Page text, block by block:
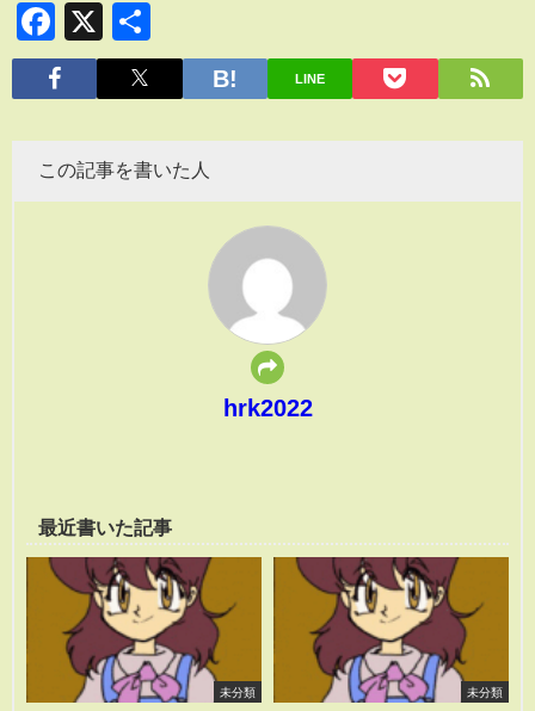
Facebook
X
有
LINE
この記事を書いた人
hrk2022
最近書いた記事
未分類 未分類